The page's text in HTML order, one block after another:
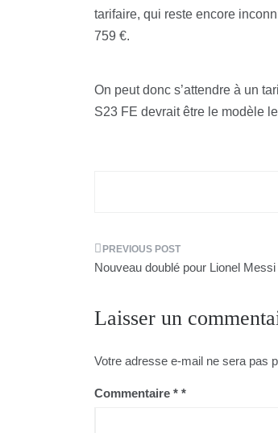
tarifaire, qui reste encore
759 €.
On peut donc s’attendre à un
S23 FE devrait être le modèle
Navigation
l’article
Nouveau doublé pour Lionel Messi
Laisser un
Votre adresse e-mail ne sera pas
Commentaire *